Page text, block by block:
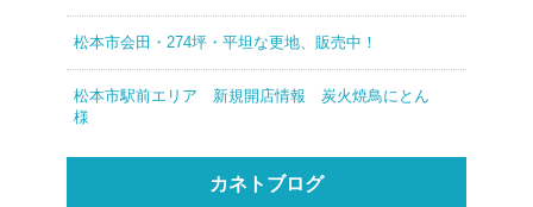
松本市会田・274坪・平坦な更地、販売中！
松本市駅前エリア 新規開店情報 炭火焼鳥にとん
様
カネトブログ